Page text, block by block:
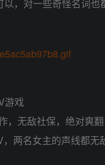
，对一些奇怪名词也
游戏
，无敌社保，绝对爽翻
两名女主的声线都无